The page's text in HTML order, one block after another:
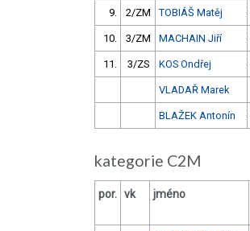
9. 2/ZM TOBIÁŠ Matěj
10. 3/ZM MACHAIN Jiří
11. 3/ZS KOS Ondřej
VLADAŘ Marek
BLAŽEK Antonín
kategorie C2M
por. vk jméno